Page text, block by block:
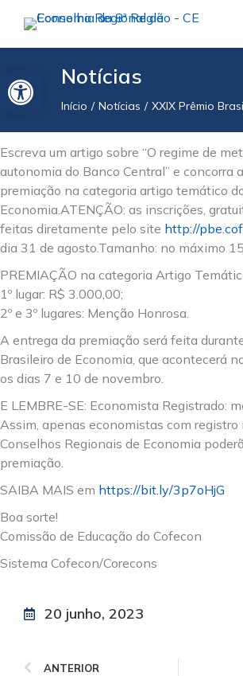
Barra de Ferramentas AbertaNotícias
Você está aqui:
Início Notícias XXIX Prêmio
Escreva um artigo sobre “O regime de
autonomia do Banco Central” e concorra
premiação na categoria artigo temático
Economia.ATENÇÃO: as inscrições,
feitas diretamente pelo site http://
dia 31 de agosto.Tamanho: no máximo
PREMIAÇÃO na categoria Artigo
1º lugar: R$ 3.000,00;
2º e 3º lugares: Menção Honrosa.
A entrega da premiação será feita
Brasileiro de Economia, que acontecerá
os dias 7 e 10 de novembro.
E LEMBRE-SE: Economista Registrado:
Assim, apenas economistas com
Conselhos Regionais de Economia
premiação.
SAIBA MAIS em https://bit.ly/3p7oHjG
Boa sorte!
Comissão de Educação do Cofecon
Sistema Cofecon/Corecons
20 junho, 2023
ANTERIOR